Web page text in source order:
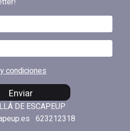
condiciones
Enviar
DE ESCAPEUP
623212318